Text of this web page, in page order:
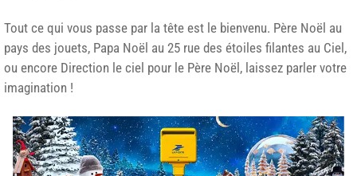
Tout ce qui vous passe par la tête est le bienvenu. Père Noël au
pays des jouets, Papa Noël au 25 rue des étoiles filantes au Ciel,
ou encore Direction le ciel pour le Père Noël, laissez parler votre
imagination !